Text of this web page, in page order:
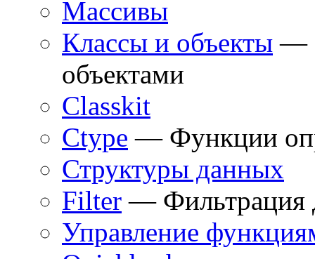
Массивы
Классы и объекты —
объектами
Classkit
Ctype — Функции
Структуры данных
Filter — Фильтрация
Управление